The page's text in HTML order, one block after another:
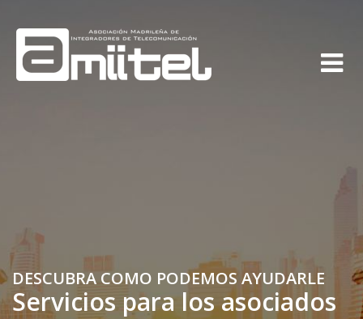
DESCUBRA COMO PODEMOS AYUDARLE
Servicios para los asociados